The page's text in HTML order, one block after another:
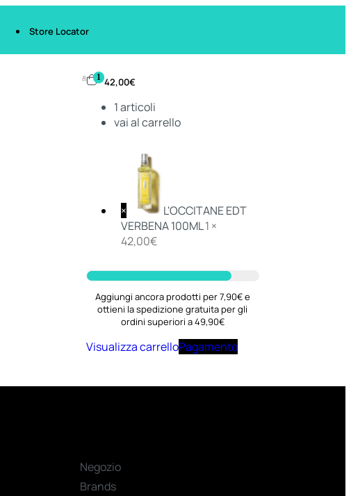
Store Locator
1 42,00€
1articoli
vai al carrello
×
L'OCCITANE EDT
VERBENA 100ML1 ×
42,00€
Aggiungi ancora prodotti per 7,90€ e
ottieni la spedizione gratuita per gli
ordini superiori a 49,90€
Visualizza carrelloPagamento
Negozio
Brands